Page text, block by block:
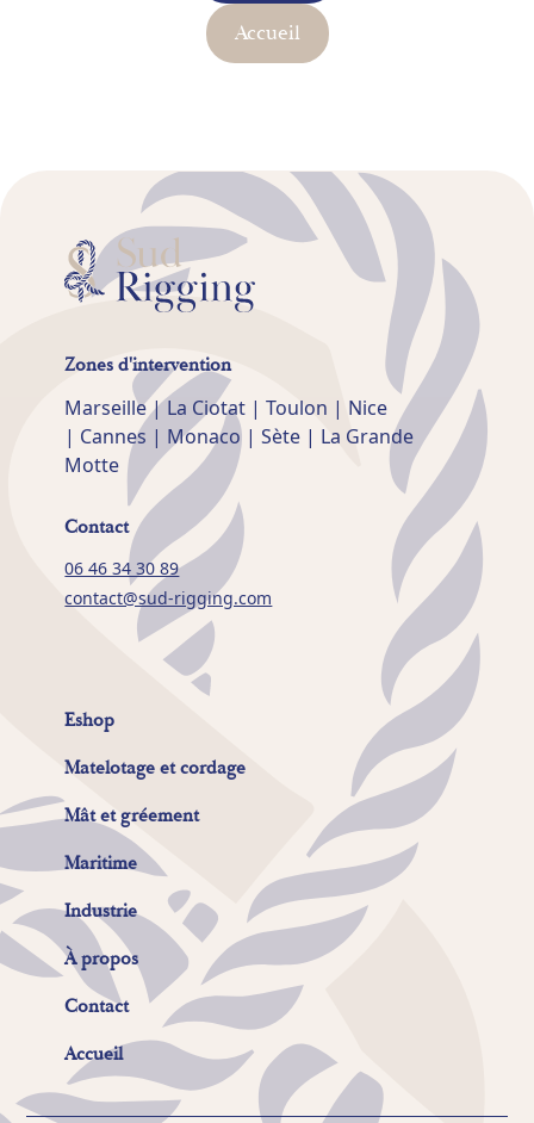
Accueil
Zones d'intervention
Marseille | La Ciotat | Toulon | Nice
| Cannes | Monaco | Sète | La Grande
Motte
Contact
06 46 34 30 89
contact@sud-rigging.com
Eshop
Matelotage et cordage
Mât et gréement
Maritime
Industrie
À propos
Contact
Accueil